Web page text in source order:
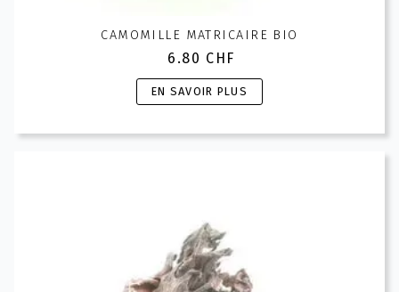
CAMOMILLE MATRICAIRE BIO
6.80 CHF
EN SAVOIR PLUS
Ce
produit
choisies
sur